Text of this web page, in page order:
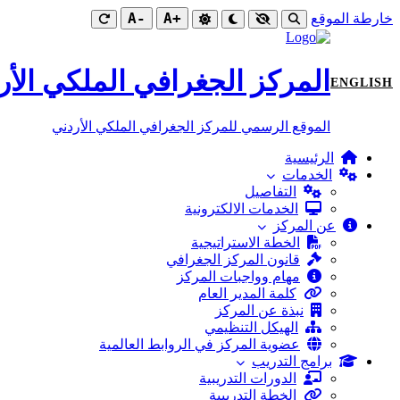
خارطة الموقع +A
-A
ENGLISH المركز الجغرافي الملكي
الموقع الرسمي للمركز الجغرافي الملكي الأردني
الرئيسية
الخدمات
التفاصيل
الخدمات الالكترونية
عن المركز
الخطة الاستراتيجية
قانون المركز الجغرافي
مهام وواجبات المركز
كلمة المدير العام
نبذة عن المركز
الهيكل التنظيمي
عضوية المركز في الروابط العالمية
برامج التدريب
الدورات التدريبية
الخطة التدريبية